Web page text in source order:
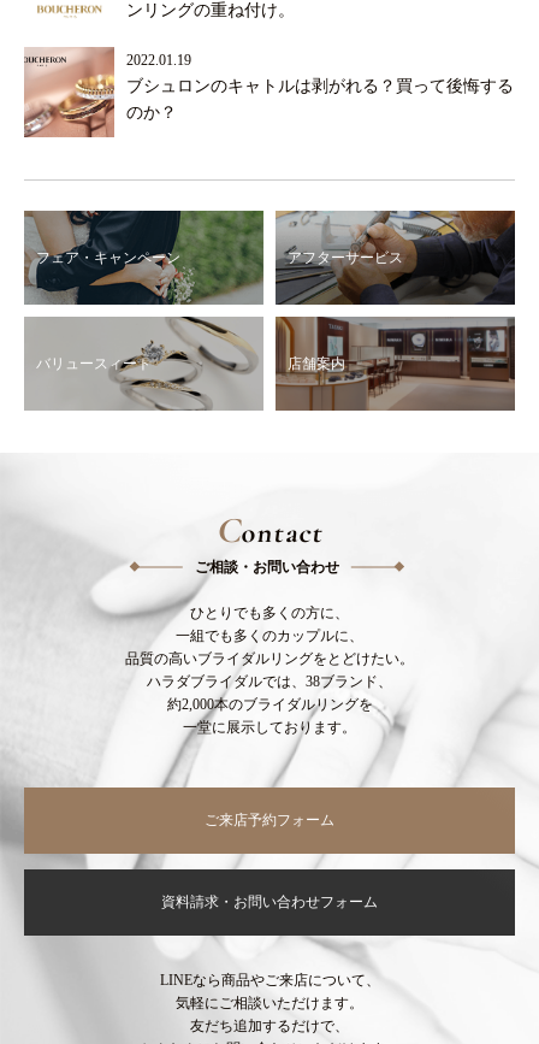
ンリングの重ね付け。
2022.01.19
ブシュロンのキャトルは剥がれる？買って後悔する
のか？
フェア・キャンペーン アフターサービス
バリュースィート 店舗案内
Contact
ご相談・お問い合わせ
ひとりでも多くの方に、
一組でも多くのカップルに、
品質の高いブライダルリングをとどけたい。
ハラダブライダルでは、38ブランド、
約2,000本のブライダルリングを
一堂に展示しております。
ご来店予約フォーム
資料請求・お問い合わせフォーム
LINEなら商品やご来店について、
気軽にご相談いただけます。
友だち追加するだけで、